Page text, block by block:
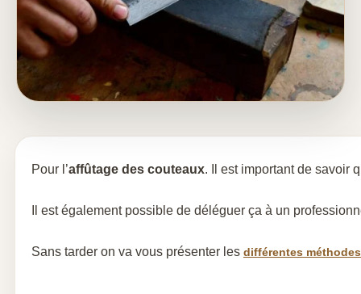
Pour l’affûtage des couteaux. Il est important de savoir
Il est également possible de déléguer ça à un
Sans tarder on va vous présenter les différentes